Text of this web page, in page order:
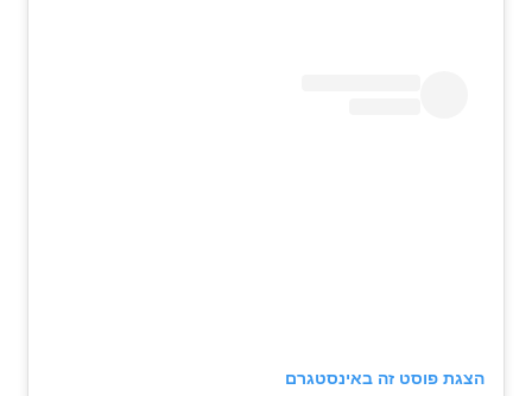
הצגת פוסט זה באינסטגרם